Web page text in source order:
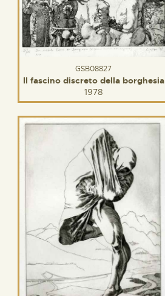
GSB08827
Il fascino discreto della borghesia
1978